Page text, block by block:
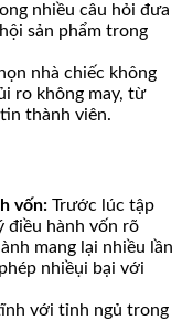
nhiều câu hỏi đưa
sản phẩm trong
nhà chiếc không
ro không may, từ
thành viên.
vốn: Trước lúc tập
điều hành vốn rõ
mang lại nhiều lần
nhiềụi bại với
với tỉnh ngủ trong